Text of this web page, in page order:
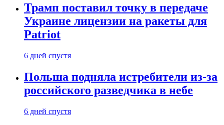
Трамп поставил точку в передаче
Украине лицензии на ракеты для
Patriot
6 дней спустя
Польша подняла истребители из-за
российского разведчика в небе
6 дней спустя